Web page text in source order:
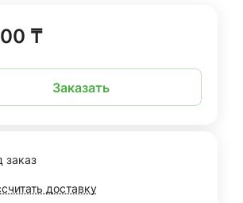
₸
Заказать
заказ
доставку